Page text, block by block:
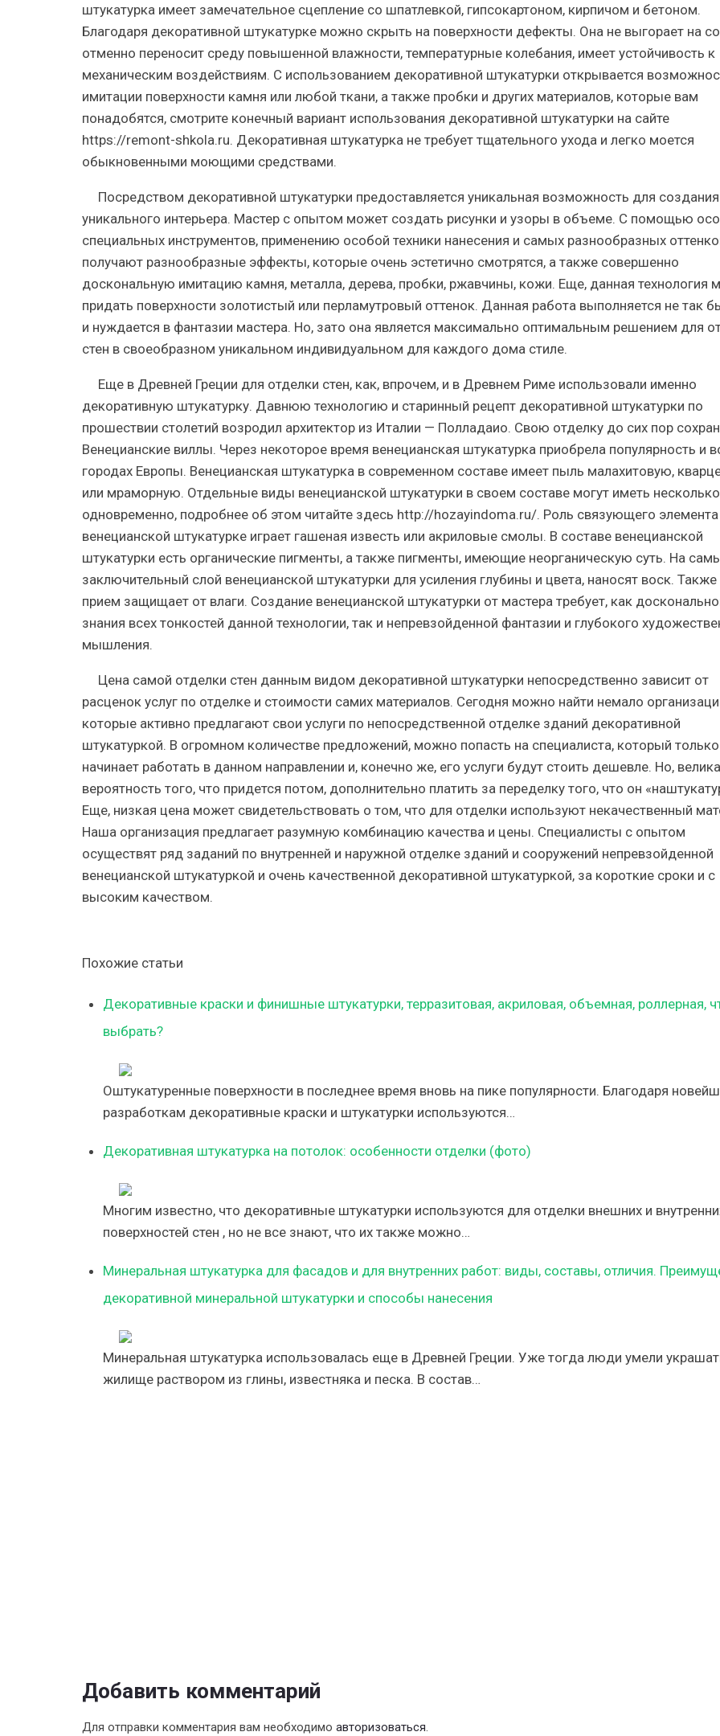
штукатурка имеет замечательное сцепление со шпатлевкой, гипсокартоном, кирпичом и бетоном.
Благодаря декоративной штукатурке можно скрыть на поверхности дефекты. Она не выгорает на
отменно переносит среду повышенной влажности, температурные колебания, имеет устойчивость к
механическим воздействиям. С использованием декоративной штукатурки открывается
имитации поверхности камня или любой ткани, а также пробки и других материалов, которые вам
понадобятся, смотрите конечный вариант использования декоративной штукатурки на сайте
https://remont-shkola.ru. Декоративная штукатурка не требует тщательного ухода и легко моется
обыкновенными моющими средствами.
Посредством декоративной штукатурки предоставляется уникальная возможность для создания
уникального интерьера. Мастер с опытом может создать рисунки и узоры в объеме. С помощью
специальных инструментов, применению особой техники нанесения и самых разнообразных
получают разнообразные эффекты, которые очень эстетично смотрятся, а также совершенно
доскональную имитацию камня, металла, дерева, пробки, ржавчины, кожи. Еще, данная технология
придать поверхности золотистый или перламутровый оттенок. Данная работа выполняется не так
и нуждается в фантазии мастера. Но, зато она является максимально оптимальным решением для
стен в своеобразном уникальном индивидуальном для каждого дома стиле.
Еще в Древней Греции для отделки стен, как, впрочем, и в Древнем Риме использовали именно
декоративную штукатурку. Давнюю технологию и старинный рецепт декоративной штукатурки по
прошествии столетий возродил архитектор из Италии — Полладаио. Свою отделку до сих пор
Венецианские виллы. Через некоторое время венецианская штукатурка приобрела популярность и
городах Европы. Венецианская штукатурка в современном составе имеет пыль малахитовую,
или мраморную. Отдельные виды венецианской штукатурки в своем составе могут иметь
одновременно, подробнее об этом читайте здесь http://hozayindoma.ru/. Роль связующего
венецианской штукатурке играет гашеная известь или акриловые смолы. В составе венецианской
штукатурки есть органические пигменты, а также пигменты, имеющие неорганическую суть. На
заключительный слой венецианской штукатурки для усиления глубины и цвета, наносят воск. Также
прием защищает от влаги. Создание венецианской штукатурки от мастера требует, как
знания всех тонкостей данной технологии, так и непревзойденной фантазии и глубокого
мышления.
Цена самой отделки стен данным видом декоративной штукатурки непосредственно зависит от
расценок услуг по отделке и стоимости самих материалов. Сегодня можно найти немало
которые активно предлагают свои услуги по непосредственной отделке зданий декоративной
штукатуркой. В огромном количестве предложений, можно попасть на специалиста, который только
начинает работать в данном направлении и, конечно же, его услуги будут стоить дешевле. Но, велика
вероятность того, что придется потом, дополнительно платить за переделку того, что он
Еще, низкая цена может свидетельствовать о том, что для отделки используют некачественный
Наша организация предлагает разумную комбинацию качества и цены. Специалисты с опытом
осуществят ряд заданий по внутренней и наружной отделке зданий и сооружений непревзойденной
венецианской штукатуркой и очень качественной декоративной штукатуркой, за короткие сроки и с
высоким качеством.
Похожие статьи
Декоративные краски и финишные штукатурки, терразитовая, акриловая, объемная, роллерная,
выбрать?
Оштукатуренные поверхности в последнее время вновь на пике популярности. Благодаря
разработкам декоративные краски и штукатурки используются…
Декоративная штукатурка на потолок: особенности отделки (фото)
Многим известно, что декоративные штукатурки используются для отделки внешних и
поверхностей стен , но не все знают, что их также можно…
Минеральная штукатурка для фасадов и для внутренних работ: виды, составы, отличия.
декоративной минеральной штукатурки и способы нанесения
Минеральная штукатурка использовалась еще в Древней Греции. Уже тогда люди умели
жилище раствором из глины, известняка и песка. В состав…
Добавить комментарий
Для отправки комментария вам необходимо авторизоваться.